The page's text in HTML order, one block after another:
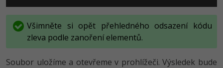
Všimněte si opět přehledného odsazení kódu
zleva podle zanoření elementů.
Soubor uložíme a otevřeme v prohlížeči. Výsledek bude